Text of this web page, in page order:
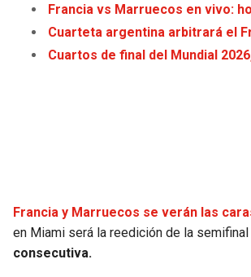
Francia vs Marruecos en vivo:
Cuarteta argentina arbitrará el
Cuartos de final del Mundial
Francia y Marruecos se verán las
en Miami será la reedición de la semifinal
consecutiva.